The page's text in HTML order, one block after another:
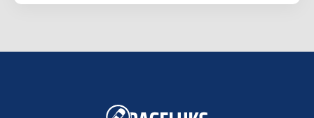
Voeg een reactie toe